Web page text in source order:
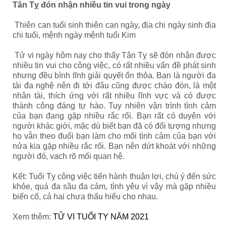
Tân Tỵ đón nhận nhiều tin vui trong ngày
Thiên can tuổi sinh thiên can ngày, địa chi ngày sinh địa
chi tuổi, mệnh ngày mệnh tuổi Kim
Tử vi ngày hôm nay cho thấy Tân Tỵ sẽ đón nhận được
nhiều tin vui cho công việc, có rất nhiều vấn đề phát sinh
nhưng đều bình tĩnh giải quyết ổn thỏa. Bạn là người đa
tài đa nghệ nên đi tới đâu cũng được chào đón, là một
nhân tài, thích ứng với rất nhiều lĩnh vực và có được
thành công đáng tự hào. Tuy nhiên vận trình tình cảm
của bạn đang gặp nhiều rắc rối. Bạn rất có duyên với
người khác giới, mặc dù biết bạn đã có đối tượng nhưng
họ vẫn theo đuổi bạn làm cho mối tình cảm của bạn với
nửa kia gặp nhiều rắc rối. Bạn nên dứt khoát với những
người đó, vạch rõ mối quan hệ.
Kết: Tuổi Tỵ công việc tiến hành thuận lợi, chú ý đến sức
khỏe, quá đa sầu đa cảm, tình yêu vì vậy mà gặp nhiều
biến cố, cả hai chưa thấu hiểu cho nhau.
Xem thêm: TỬ VI TUỔI TỴ NĂM 2021